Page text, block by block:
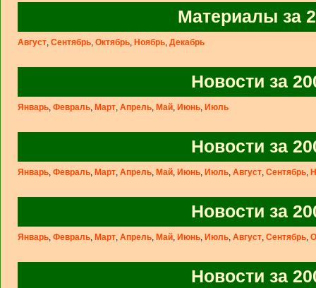
Материалы за
Август, Сентябрь, Октябрь, Ноябрь, Декабрь
Новости за
Январь, Февраль, Март, Апрель, Май, Июнь, Июль
Новости за
Январь, Февраль, Март, Апрель, Май, Июнь, Июль, Август, Сентябрь,
Новости за
Январь, Февраль, Март, Апрель, Май, Июнь, Июль, Август, Сентябрь,
Новости за